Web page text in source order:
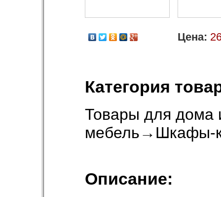
Цена:
Категория
Товары для дома
мебель→ Шкафы-
Описание: